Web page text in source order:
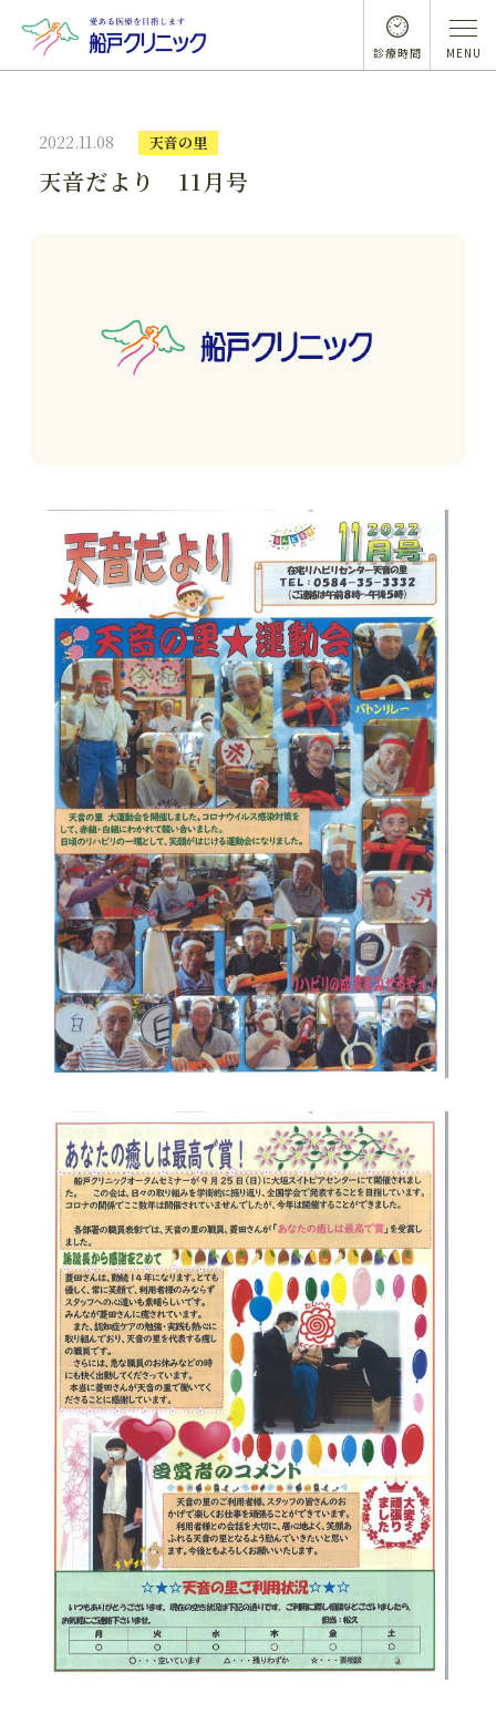
診療時間 MENU
2022.11.08 天音の里
天音だより 11月号